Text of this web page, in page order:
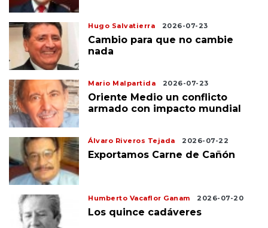
Hugo Salvatierra 2026-07-23
Cambio para que no cambie
nada
Mario Malpartida 2026-07-23
Oriente Medio un conflicto
armado con impacto mundial
Álvaro Riveros Tejada 2026-07-22
Exportamos Carne de Cañón
Humberto Vacaflor Ganam 2026-07-20
Los quince cadáveres